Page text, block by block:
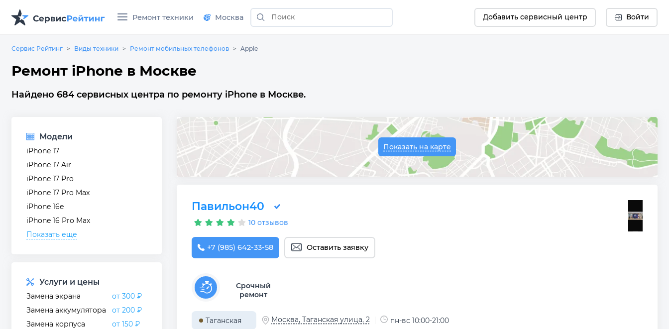
Ремонт техники Москва Добавить сервисный центр Войти
Сервис Рейтинг Виды техники Ремонт мобильных телефонов Apple
Ремонт iPhone в Москве
Найдено 684 сервисных центра по ремонту iPhone в Москве.
Модели
iPhone 17
iPhone 17 Air
iPhone 17 Pro
iPhone 17 Pro Max
iPhone 16e
iPhone 16 Pro Max
Показать еще
Услуги и цены
Замена экрана
от 300 ₽
Замена аккумулятора
от 200 ₽
Замена корпуса
от 150 ₽
Показать на карте
Павильон40
10 отзывов
+7 (985) 642-33-58 Оставить заявку
Срочный
ремонт
Таганская Москва, Таганская улица, 2 пн-вс 10:00-21:00